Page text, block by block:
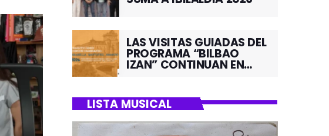
LAS VISITAS GUIADAS DEL
PROGRAMA “BILBAO
IZAN” CONTINUAN EN
LISTA MUSICAL